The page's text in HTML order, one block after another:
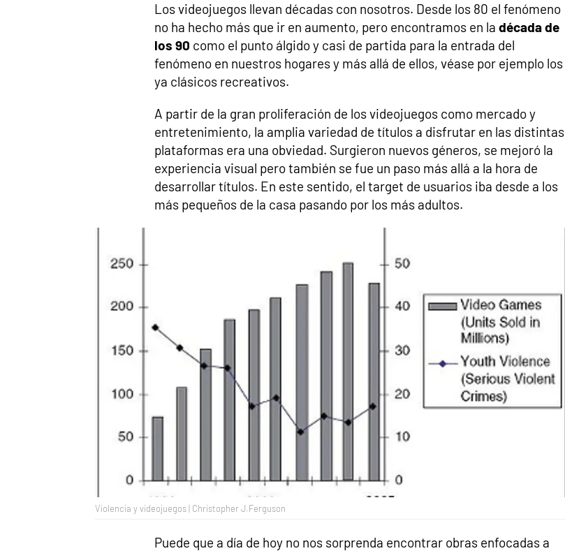
Los videojuegos llevan décadas con nosotros. Desde los 80 el fenómeno
no ha hecho más que ir en aumento, pero encontramos en la década de
los 90 como el punto álgido y casi de partida para la entrada del
fenómeno en nuestros hogares y más allá de ellos, véase por ejemplo los
ya clásicos recreativos.
A partir de la gran proliferación de los videojuegos como mercado y
entretenimiento, la amplia variedad de títulos a disfrutar en las distintas
plataformas era una obviedad. Surgieron nuevos géneros, se mejoró la
experiencia visual pero también se fue un paso más allá a la hora de
desarrollar títulos. En este sentido, el target de usuarios iba desde a los
más pequeños de la casa pasando por los más adultos.
Violencia y videojuegos | Christopher J.Ferguson
Puede que a día de hoy no nos sorprenda encontrar obras enfocadas a